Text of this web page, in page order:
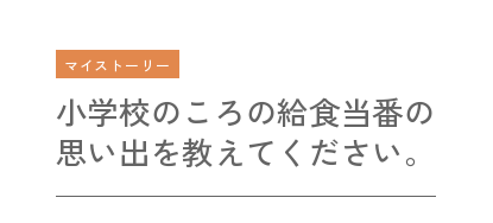
マイストーリー
小学校のころの給食当番の
思い出を教えてください。